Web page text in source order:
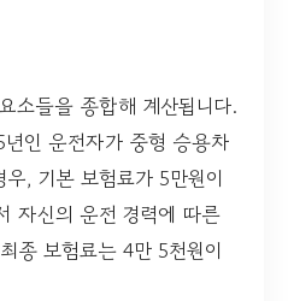
소들을 종합해 계산됩니다.
인 운전자가 중형 승용차
, 기본 보험료가 5만원이
자신의 운전 경력에 따른
종 보험료는 4만 5천원이